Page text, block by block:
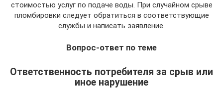
стоимостью услуг по подаче воды. При случайном срыве
пломбировки следует обратиться в соответствующие
службы и написать заявление.
Вопрос-ответ по теме
Ответственность потребителя за срыв или
иное нарушение